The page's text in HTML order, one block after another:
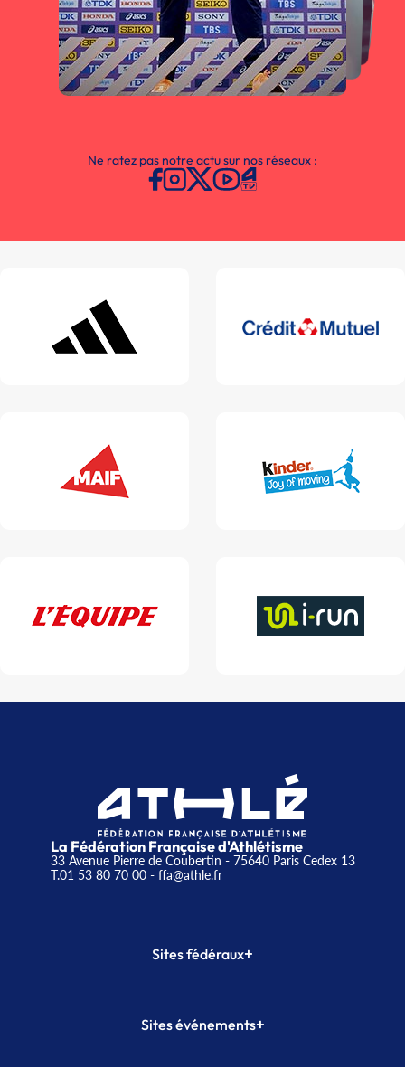
Ne ratez pas notre actu sur nos réseaux :
La Fédération Française d'Athlétisme
33 Avenue Pierre de Coubertin - 75640 Paris Cedex 13
T.01 53 80 70 00- ffa@athle.fr
Sites fédéraux+
Plateforme Formation
Sites événements+